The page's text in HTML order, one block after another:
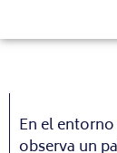
En el
observa un